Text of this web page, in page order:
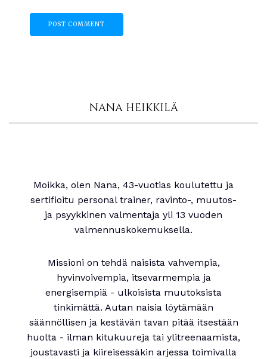
NANA HEIKKILÄ
Moikka, olen Nana, 43-vuotias koulutettu ja
sertifioitu personal trainer, ravinto-, muutos-
ja psyykkinen valmentaja yli 13 vuoden
valmennuskokemuksella.
Missioni on tehdä naisista vahvempia,
hyvinvoivempia, itsevarmempia ja
energisempiä - ulkoisista muutoksista
tinkimättä. Autan naisia löytämään
säännöllisen ja kestävän tavan pitää itsestään
huolta - ilman kitukuureja tai ylitreenaamista,
joustavasti ja kiireisessäkin arjessa toimivalla